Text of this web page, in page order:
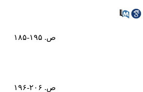
ص. ۱۹۵-۱۸۵
ص. ۲۰۶-۱۹۶